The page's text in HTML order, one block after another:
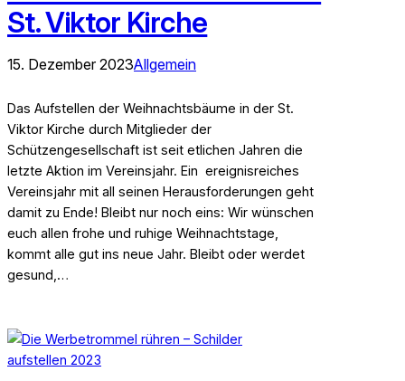
St. Viktor Kirche
15. Dezember 2023Allgemein
Das Aufstellen der Weihnachtsbäume in der St.
Viktor Kirche durch Mitglieder der
Schützengesellschaft ist seit etlichen Jahren die
letzte Aktion im Vereinsjahr. Ein ereignisreiches
Vereinsjahr mit all seinen Herausforderungen geht
damit zu Ende! Bleibt nur noch eins: Wir wünschen
euch allen frohe und ruhige Weihnachtstage,
kommt alle gut ins neue Jahr. Bleibt oder werdet
gesund,…